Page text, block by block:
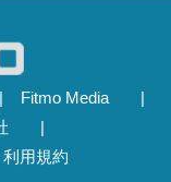
Fitmo Media
利用規約